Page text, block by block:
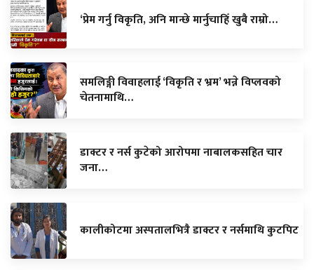
‘प्रेम गर्नु विकृति, अनि मान्छे मार्नुचाहिँ खुबै राम्रो…
समलिङ्गी विवाहलाई ‘विकृति र भ्रम’ भन्ने विप्लवको
चेतनामाथि…
डाक्टर र नर्स कुटेको आरोपमा नाबालकसहित चार
जना…
कालीकोटमा अस्पतालभित्रै डाक्टर र नर्समाथि कुटपिट